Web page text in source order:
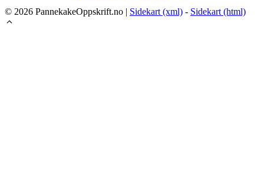
© 2026 PannekakeOppskrift.no | Sidekart (xml) - Sidekart (html)